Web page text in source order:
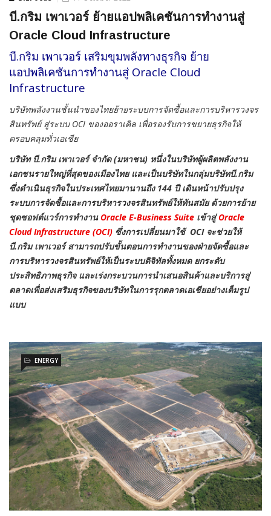
บี.กริม เพาเวอร์ ย้ายแอปพลิเคชันการทำงานสู่
Oracle Cloud Infrastructure
บี.กริม เพาเวอร์ เสริมขุมพลังทางธุรกิจ ย้าย
แอปพลิเคชันการทำงานสู่ Oracle Cloud
Infrastructure
บริษัทพลังงานชั้นนำของไทยย้ายระบบการจัดซื้อและการบริหารวงจร
สินทรัพย์สู่ระบบ OCI ของออราเคิล เพื่อรองรับการขยายธุรกิจให้
ครอบคลุมทั่วเอเชีย
บริษัท บี.กริม เพาเวอร์ จำกัด (มหาชน) หนึ่งในบริษัทผู้ผลิตพลังงาน
เอกชนรายใหญ่ที่สุดของเมืองไทย และเป็นบริษัทในกลุ่มบริษัทบี.กริม
ซึ่งดำเนินธุรกิจในประเทศไทยมานานถึง 144 ปี เดินหน้าปรับปรุง
ระบบการจัดซื้อและการบริหารวงจรสินทรัพย์ให้ทันสมัย ด้วยการย้าย
ชุดซอฟต์แวร์การทำงานOracle E-Business Suite เข้าสู่Oracle
Cloud Infrastructure (OCI) ซึ่งการเปลี่ยนมาใช้ OCI จะช่วยให้
บี.กริม เพาเวอร์ สามารถปรับขั้นตอนการทำงานของฝ่ายจัดซื้อและ
การบริหารวงจรสินทรัพย์ให้เป็นระบบดิจิทัลทั้งหมด ยกระดับ
ประสิทธิภาพธุรกิจ และเร่งกระบวนการนำเสนอสินค้าและบริการสู่
ตลาดเพื่อส่งเสริมธุรกิจของบริษัทในการรุกตลาดเอเชียอย่างเต็มรูป
แบบ
ENERGY